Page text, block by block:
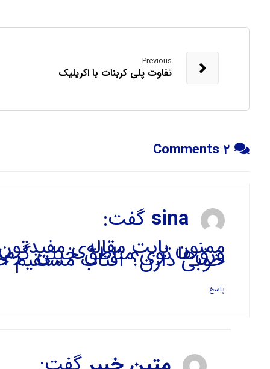
Previous
تفاوت پلی کربنات با اکریلیک
۲ Comments
sina گفت:
ممنون بابت مقاله‌ی
ورق‌ها توی مناطق خیلی
خوبی دارن؟ آفتاب مستقیم
پاسخ